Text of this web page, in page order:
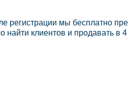
мы бесплатно
найти клиентов и продавать в